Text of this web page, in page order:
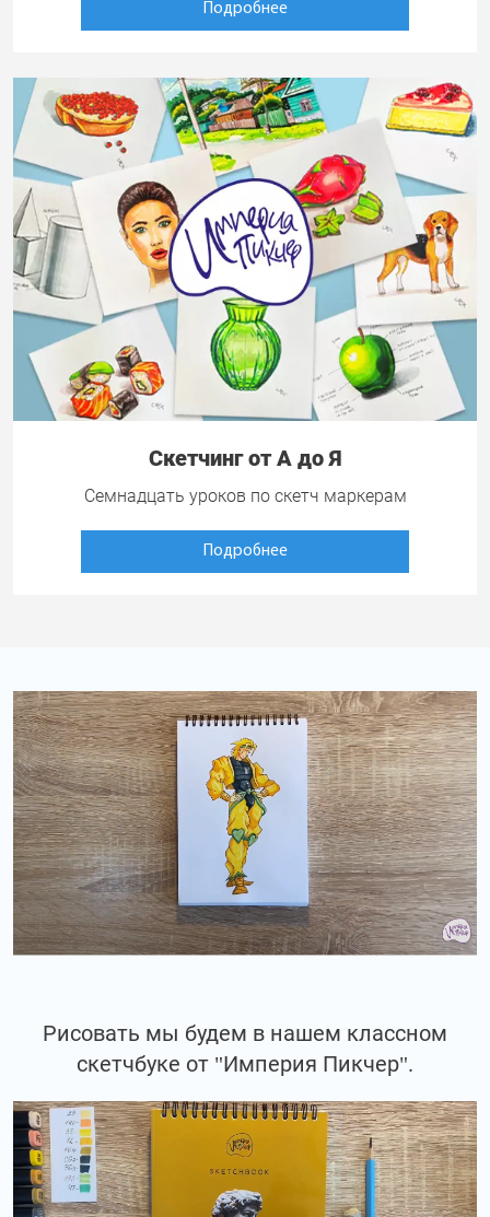
Подробнее
Скетчинг от А до Я
Семнадцать уроков по скетч маркерам
Подробнее
Рисовать мы будем в нашем классном
скетчбуке от "Империя Пикчер".